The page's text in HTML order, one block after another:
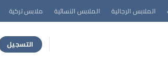
الملابس الرجالية الملابس النسائية ملابس تركية
التسجيل